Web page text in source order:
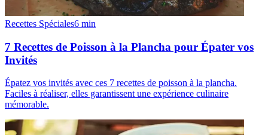
Recettes Spéciales6 min
7 Recettes de Poisson à la Plancha pour Épater vos
Invités
Épatez vos invités avec ces 7 recettes de poisson à la plancha.
Faciles à réaliser, elles garantissent une expérience culinaire
mémorable.